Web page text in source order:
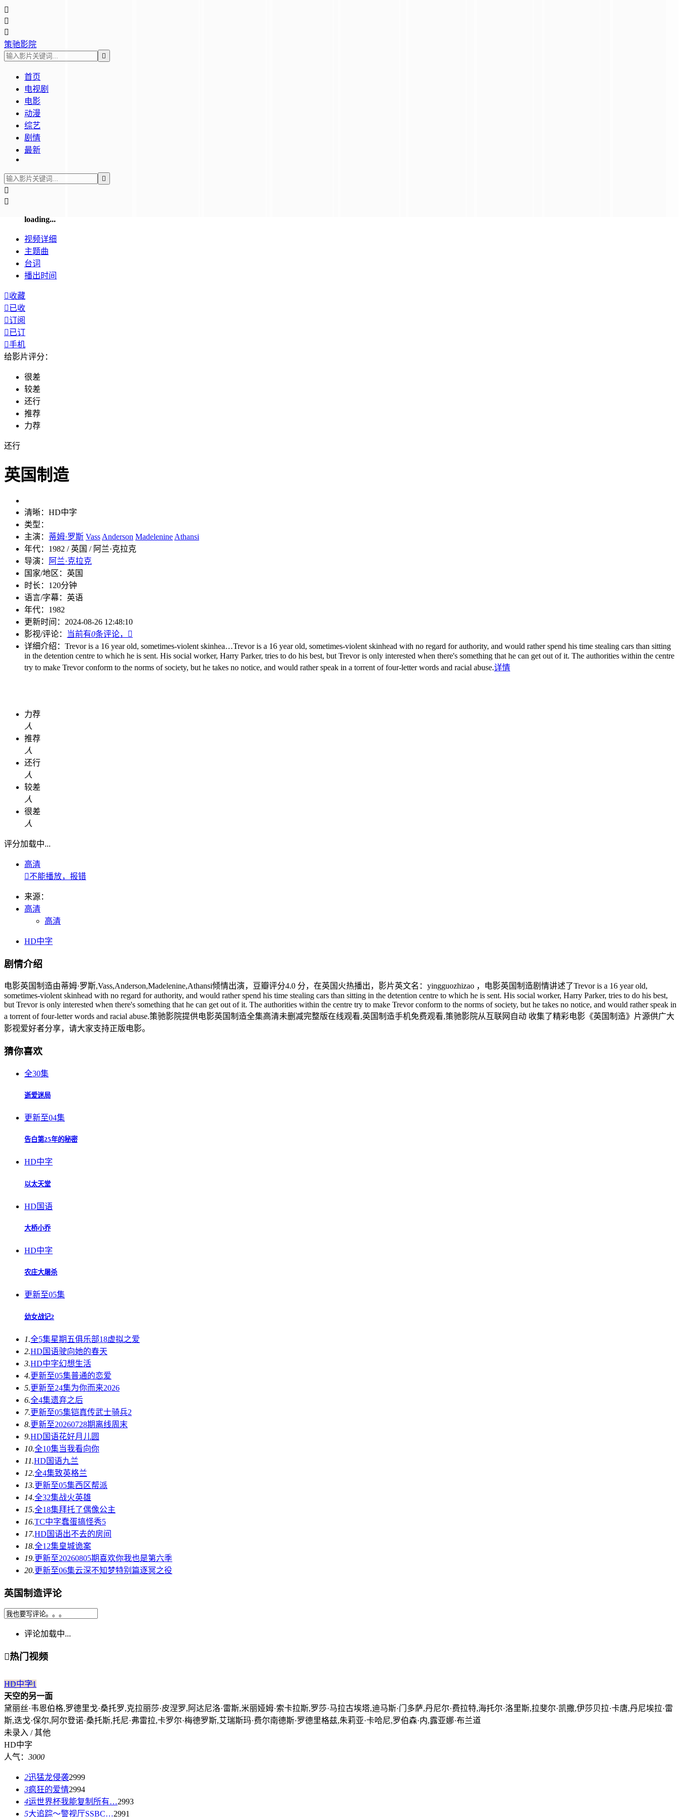



策驰影院

首页
电视剧
电影
动漫
综艺
剧情
最新



loading...
视频详细
主题曲
台词
播出时间
收藏
已收
订阅
已订
手机
给影片评分：
很差
较差
还行
推荐
力荐
还行
英国制造
清晰： HD中字
类型：
主演： 蒂姆·罗斯 Vass Anderson Madelenine Athansi
年代： 1982 / 英国 / 阿兰·克拉克
导演：
阿兰·克拉克
国家/地区： 英国
时长： 120分钟
语言/字幕： 英语
年代： 1982
更新时间： 2024-08-26 12:48:10
影视/评论：
当前有0条评论，

详细介绍： Trevor is a 16 year old, sometimes-violent skinhea…Trevor is a 16 year old, sometimes-violent skinhead with no regard for authority, and would rather spend his time stealing cars than sitting
in the detention centre to which he is sent. His social worker, Harry Parker, tries to do his best, but Trevor is only interested when there's something that he can get out of it. The authorities within the centre
try to make Trevor conform to the norms of society, but he takes no notice, and would rather speak in a torrent of four-letter words and racial abuse.详情
力荐
人
推荐
人
还行
人
较差
人
很差
人
评分加载中...
高清
不能播放，报错
来源：
高清
高清
HD中字
剧情介绍
电影英国制造由蒂姆·罗斯,Vass,Anderson,Madelenine,Athansi倾情出演，豆瓣评分4.0 分，在英国火热播出，影片英文名：yingguozhizao ，电影英国制造剧情讲述了Trevor is a 16 year old,
sometimes-violent skinhead with no regard for authority, and would rather spend his time stealing cars than sitting in the detention centre to which he is sent. His social worker, Harry Parker, tries to do his best,
but Trevor is only interested when there's something that he can get out of it. The authorities within the centre try to make Trevor conform to the norms of society, but he takes no notice, and would rather speak in
a torrent of four-letter words and racial abuse.策驰影院提供电影英国制造全集高清未删减完整版在线观看,英国制造手机免费观看,策驰影院从互联网自动 收集了精彩电影《英国制造》片源供广大
影视爱好者分享，请大家支持正版电影。
猜你喜欢
全30集
逝爱迷局
更新至04集
告白第25年的秘密
HD中字
以太天堂
HD国语
大桥小乔
HD中字
农庄大屠杀
更新至05集
幼女战记2
1.全5集星期五俱乐部18虚拟之爱
2.HD国语驶向她的春天​
3.HD中字幻想生活
4.更新至05集普通的恋爱
5.更新至24集为你而来2026
6.全4集遗弃之后
7.更新至05集铠真传武士骑兵2
8.更新至20260728期离线周末
9.HD国语花好月儿圆
10.全10集当我看向你
11.HD国语九兰
12.全4集致英格兰
13.更新至05集西区帮派
14.全32集战火英雄
15.全18集拜托了偶像公主
16.TC中字蠢蛋搞怪秀5
17.HD国语出不去的房间
18.全12集皇城诡案
19.更新至20260805期喜欢你我也是第六季
20.更新至06集云深不知梦特别篇逐冥之役
英国制造评论
评论加载中...
热门视频
HD中字1
天空的另一面
黛丽丝·韦恩伯格,罗德里戈·桑托罗,克拉丽莎·皮涅罗,阿达尼洛·雷斯,米丽娅姆·索卡拉斯,罗莎·马拉古埃塔,迪马斯·门多萨,丹尼尔·费拉特,海托尔·洛里斯,拉斐尔·凯撒,伊莎贝拉·卡唐,丹尼埃拉·雷
斯,迭戈·保尔,阿尔登诺·桑托斯,托尼·弗雷拉,卡罗尔·梅德罗斯,艾瑞斯玛·费尔南德斯·罗德里格兹,朱莉亚·卡哈尼,罗伯森·内,露亚娜·布兰道
未录入 / 其他
HD中字
人气： 3000
2迅猛龙侵袭2999
3疯狂的爱情2994
4运世界杯我能复制所有…2993
5大追踪〜警视厅SSBC…2991